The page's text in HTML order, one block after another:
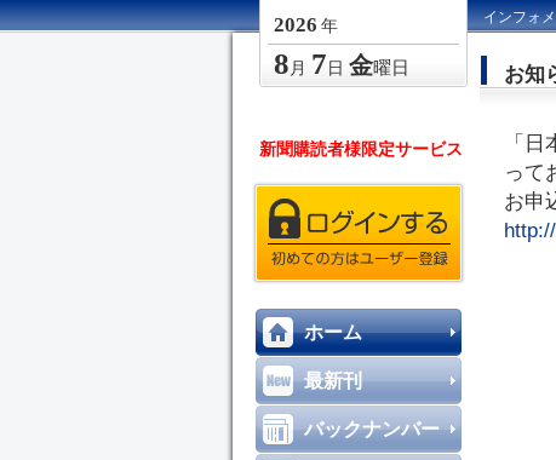
2026 年
8 月 7 日 金曜日
インフォ
新聞購読者様限定サービス
ホーム
最新刊
バックナンバー
お知
「
って
お申